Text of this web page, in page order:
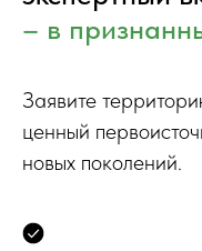
– в
Заявите
ценный
новых поколений.